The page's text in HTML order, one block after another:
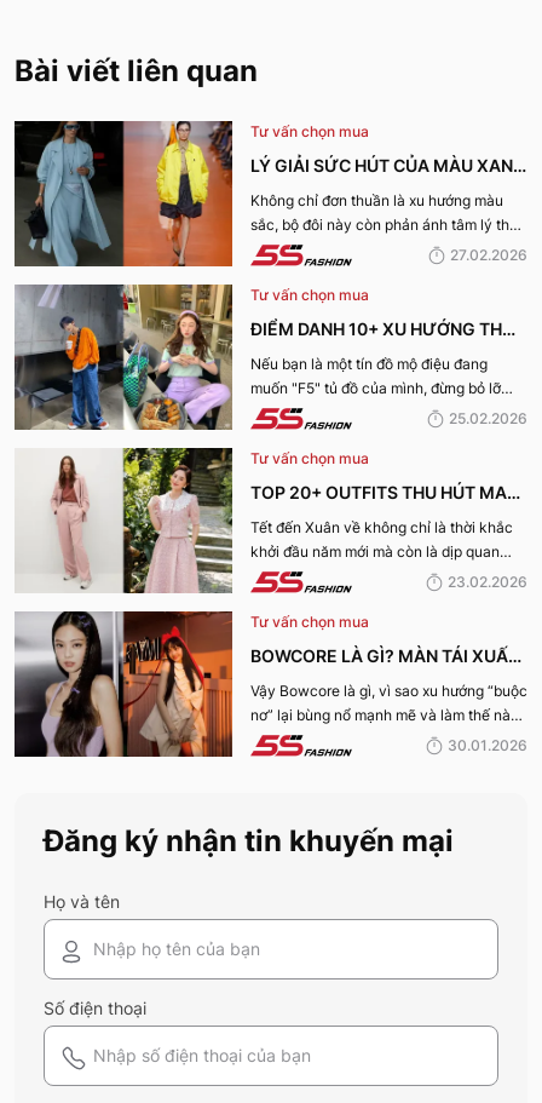
Bài viết liên quan
Tư vấn chọn mua
LÝ GIẢI SỨC HÚT CỦA MÀU XANH
DƯƠNG LẠNH VÀ VÀNG ACACIA
CHO XU HƯỚNG XUÂN HÈ 2026
Không chỉ đơn thuần là xu hướng màu
sắc, bộ đôi này còn phản ánh tâm lý thời
đại và nhu cầu thể hiện cá tính rõ nét
giải sức hút của màu Xanh dương lạnh và
vàng Acacia cho xu hướng Xuân Hè
27.02.2026
Tư vấn chọn mua
ĐIỂM DANH 10+ XU HƯỚNG THỜI
TRANG HOT NHẤT XUÂN HÈ
2026: SỰ TRỖI DẬY CỦA PHONG
CÁCH CÁ NHÂN
Nếu bạn là một tín đồ mộ điệu đang
muốn "F5" tủ đồ của mình, đừng bỏ lỡ
những gợi ý của 5S Fashion về những xu
25.02.2026
Tư vấn chọn mua
TOP 20+ OUTFITS THU HÚT MAY
MẮN, TÀI LỘC "HỢP VÍA" KHAI
XUÂN 2026
Tết đến Xuân về không chỉ là thời khắc
khởi đầu năm mới mà còn là dịp quan
trọng để mỗi người “khai vía” đón may
mặc gì ngày đầu năm để hợp vía, hút tài
lộc và thu hút năng lượng tích cực? Cùng
2026 mặc gì “hợp vía” trong bài viết này
nhé:
23.02.2026
Tư vấn chọn mua
BOWCORE LÀ GÌ? MÀN TÁI XUẤT
ĐỈNH CAO CỦA XU HƯỚNG
BOWCORE “BUỘC NƠ” KHUẤY
ĐẢO THỜI TRANG 2026
Vậy Bowcore là gì, vì sao xu hướng “buộc
nơ” lại bùng nổ mạnh mẽ và làm thế nào
để phối đồ chuẩn Bowcore mà vẫn giữ
30.01.2026
Đăng ký nhận tin khuyến mại
Họ và tên
Số điện thoại